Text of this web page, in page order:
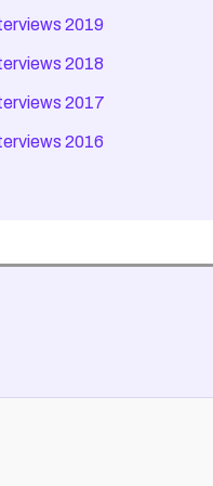
2019
2018
2017
2016